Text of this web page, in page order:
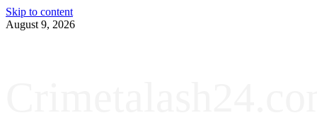
Skip to content
August 9, 2026